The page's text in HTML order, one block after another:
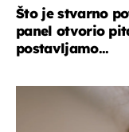
Što je stvarno
panel otvorio
postavljamo...
moda & ljepota